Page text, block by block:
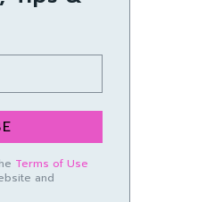
Terms of Use
and